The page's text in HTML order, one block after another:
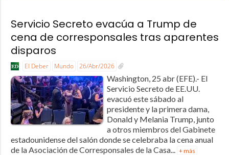
Servicio Secreto evacúa a Trump de
cena de corresponsales tras aparentes
disparos
El Deber Mundo 26/Abr/2026
Washington, 25 abr (EFE).- El
Servicio Secreto de EE.UU.
evacuó este sábado al
presidente y la primera dama,
Donald y Melania Trump, junto
a otros miembros del Gabinete
estadounidense del salón donde se celebraba la cena anual
de la Asociación de Corresponsales de la Casa... + más